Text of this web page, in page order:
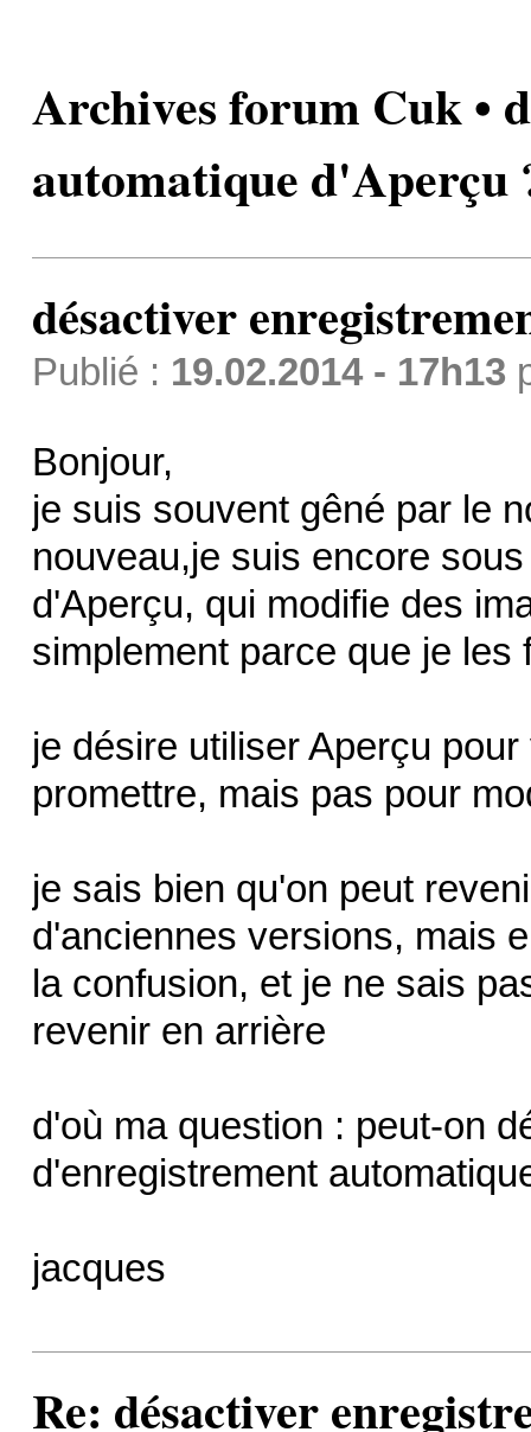
Archives forum Cuk •
automatique d'Aperçu
désactiver
Publié : 19.02.2014 - 17h13
Bonjour,
je suis souvent gêné par le
nouveau,je suis encore
d'Aperçu, qui modifie des
simplement parce que je les
je désire utiliser Aperçu
promettre, mais pas pour
je sais bien qu'on peut
d'anciennes versions, mais
la confusion, et je ne sais
revenir en arrière
d'où ma question : peut-on
d'enregistrement
jacques
Re: désactiver